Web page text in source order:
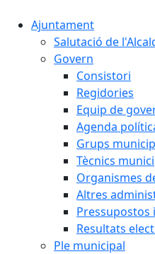
Ajuntament
Salutació de
Govern
Consistori
Regidories
Equip de
Agenda
Grups
Tècnics
Organismes
Altres
Pressupostos
Resultats
Ple municipal